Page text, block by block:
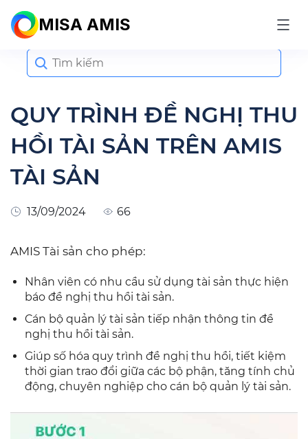
MISA AMIS
Search
for:
QUY TRÌNH ĐỀ NGHỊ THU
HỒI TÀI SẢN TRÊN AMIS
TÀI SẢN
13/09/2024 66
AMIS Tài sản cho phép:
Nhân viên có nhu cầu sử dụng tài sản thực hiện
báo đề nghị thu hồi tài sản.
Cán bộ quản lý tài sản tiếp nhận thông tin đề
nghị thu hồi tài sản.
Giúp số hóa quy trình đề nghị thu hồi, tiết kiệm
thời gian trao đổi giữa các bộ phận, tăng tính chủ
động, chuyên nghiệp cho cán bộ quản lý tài sản.